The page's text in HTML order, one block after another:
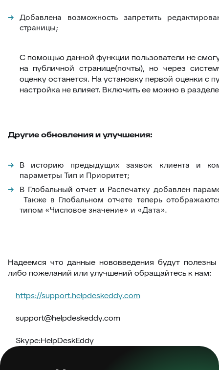
Добавлена возможность запретить
страницы;
С помощью данной функции пользователи не
на публичной странице(почты), но через
оценку останется. На установку первой оценки с
настройка не влияет. Включить ее можно в
Другиеобновления и улучшения:
В историю предыдущих заявок клиента и
параметры Тип и Приоритет;
В Глобальный отчет и Распечатку добавлен
Также в Глобальном отчете теперь
типом «Числовое значение» и «Дата».
Надеемся что данные нововведения будут
либо пожеланий или улучшений обращайтесь к нам:
https://support.helpdeskeddy.com
support@helpdeskeddy.com
Skype:HelpDeskEddy